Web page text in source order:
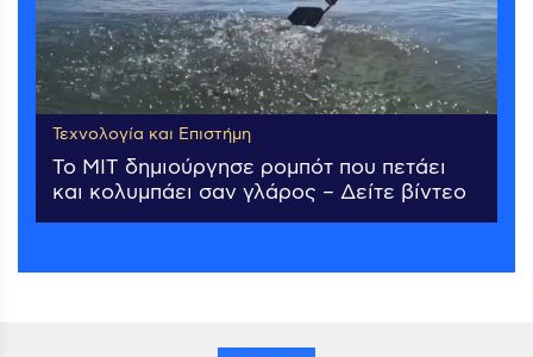
Τεχνολογία και Επιστήμη
Το MIT δημιούργησε ρομπότ που πετάει
και κολυμπάει σαν γλάρος – Δείτε βίντεο